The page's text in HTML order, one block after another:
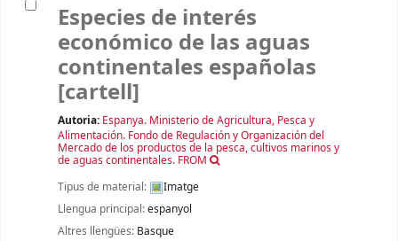
Especies de interés
económico de las aguas
continentales españolas
[cartell]
Autoria: Espanya. Ministerio de Agricultura, Pesca y
Alimentación. Fondo de Regulación y Organización del
Mercado de los productos de la pesca, cultivos marinos y
de aguas continentales. FROM
Tipus de material:
Imatge
Llengua principal:espanyol
Altres llengües: Basque